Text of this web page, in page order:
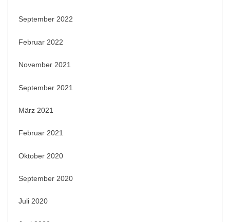
September 2022
Februar 2022
November 2021
September 2021
März 2021
Februar 2021
Oktober 2020
September 2020
Juli 2020